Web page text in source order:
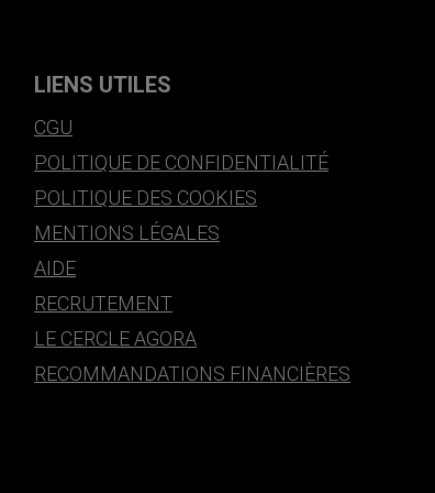
LIENS UTILES
CGU
POLITIQUE DE CONFIDENTIALITÉ
POLITIQUE DES COOKIES
MENTIONS LÉGALES
AIDE
RECRUTEMENT
LE CERCLE AGORA
RECOMMANDATIONS FINANCIÈRES